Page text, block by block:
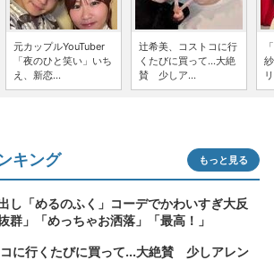
元カップルYouTuber
「夜のひと笑い」いち
え、新恋...
辻希美、コストコに行
くたびに買って...大絶
賛 少しア...
キング もっと見る
し「めるのふく」コーデでかわいすぎ大反
」「めっちゃお洒落」「最高！」
に行くたびに買って...大絶賛 少しアレン